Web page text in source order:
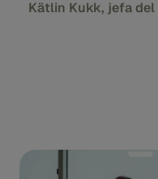
Kätlin Kukk, jefa del